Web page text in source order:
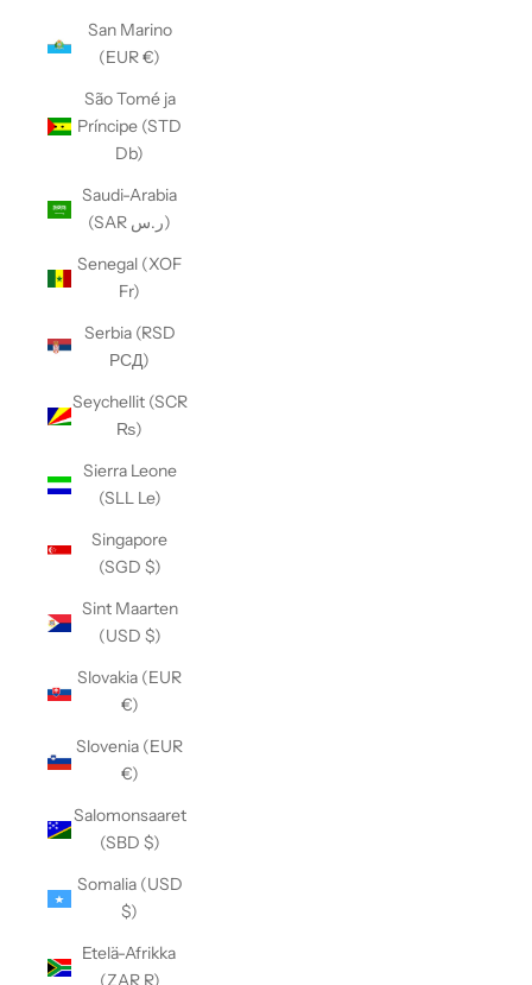
San Marino
(EUR €)
São Tomé ja
Príncipe (STD
Db)
Saudi-Arabia
(SAR ر.س)
Senegal (XOF
Fr)
Serbia (RSD
РСД)
Seychellit (SCR
₨)
Sierra Leone
(SLL Le)
Singapore
(SGD $)
Sint Maarten
(USD $)
Slovakia (EUR
€)
Slovenia (EUR
€)
Salomonsaaret
(SBD $)
Somalia (USD
$)
Etelä-Afrikka
(ZAR R)